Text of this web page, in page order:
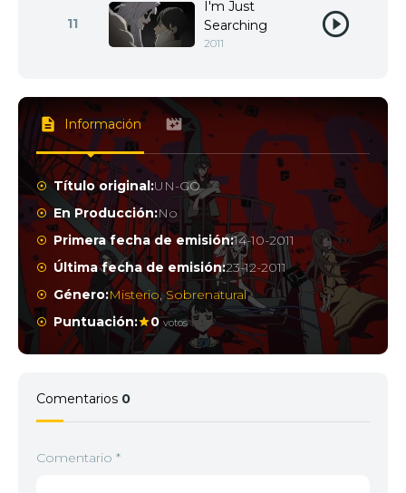
11
I'm Just
Searching
2011
Información
Título original:UN-GO
En Producción:No
Primera fecha de emisión:14-10-2011
Última fecha de emisión:23-12-2011
Género:Misterio,Sobrenatural
Puntuación:
0 votos
Comentarios 0
Comentario *